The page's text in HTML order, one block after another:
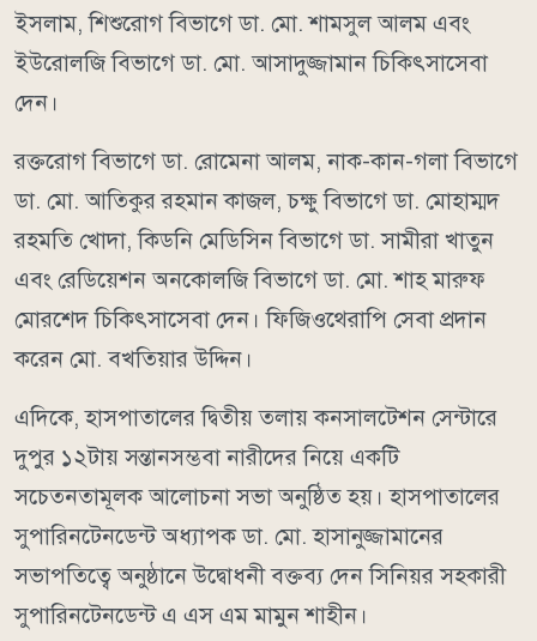
ইসলাম, শিশুরোগ বিভাগে ডা. মো. শামসুল আলম এবং
ইউরোলজি বিভাগে ডা. মো. আসাদুজ্জামান চিকিৎসাসেবা
দেন।
রক্তরোগ বিভাগে ডা. রোমেনা আলম, নাক-কান-গলা বিভাগে
ডা. মো. আতিকুর রহমান কাজল, চক্ষু বিভাগে ডা. মোহাম্মদ
রহমতি খোদা, কিডনি মেডিসিন বিভাগে ডা. সামীরা খাতুন
এবং রেডিয়েশন অনকোলজি বিভাগে ডা. মো. শাহ মারুফ
মোরশেদ চিকিৎসাসেবা দেন। ফিজিওথেরাপি সেবা প্রদান
করেন মো. বখতিয়ার উদ্দিন।
এদিকে, হাসপাতালের দ্বিতীয় তলায় কনসালটেশন সেন্টারে
দুপুর ১২টায় সন্তানসম্ভবা নারীদের নিয়ে একটি
সচেতনতামূলক আলোচনা সভা অনুষ্ঠিত হয়। হাসপাতালের
সুপারিনটেনডেন্ট অধ্যাপক ডা. মো. হাসানুজ্জামানের
সভাপতিত্বে অনুষ্ঠানে উদ্বোধনী বক্তব্য দেন সিনিয়র সহকারী
সুপারিনটেনডেন্ট এ এস এম মামুন শাহীন।